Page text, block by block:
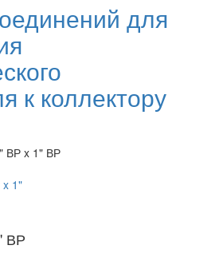
для
к коллектору
ВР x 1" ВР
ВР